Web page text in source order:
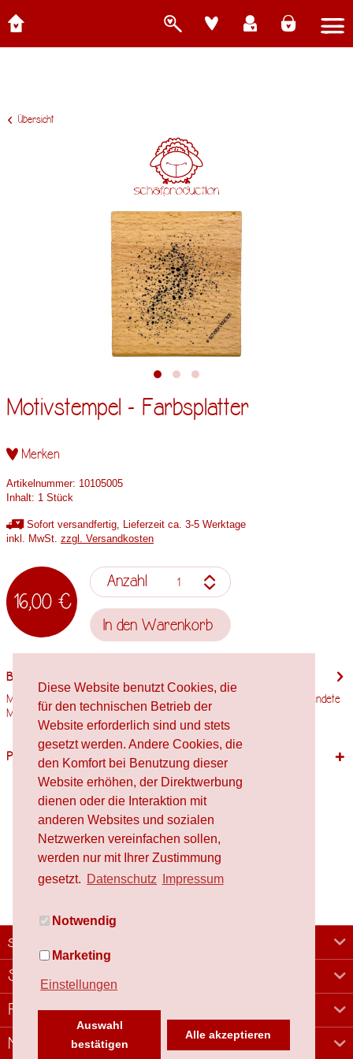
Diese Website benutzt Cookies, die
für den technischen Betrieb der
Website erforderlich sind und stets
gesetzt werden. Andere Cookies, die
den Komfort bei Benutzung dieser
Website erhöhen, der Direktwerbung
dienen oder die Interaktion mit
anderen Websites und sozialen
Netzwerken vereinfachen sollen,
werden nur mit Ihrer Zustimmung
gesetzt. Datenschutz Impressum
Notwendig
Marketing
Einstellungen
Auswahl
bestätigen
Alle akzeptieren
Übersicht
Motivstempel - Farbsplatter
Merken
Artikelnummer: 10105005
Inhalt: 1 Stück
Sofort versandfertig, Lieferzeit ca. 3-5 Werktage
inkl. MwSt. zzgl. Versandkosten
16,00 €
Anzahl
In den Warenkorb
Beschreibung
Motivgröße: 62,5mm x 61mm Stempelholzgröße: 70mm x 65mm Verwendete
Materialien Holz,...mehr
Passende Produkte
schafproduction
Shop
Rechtliches
Newsletter